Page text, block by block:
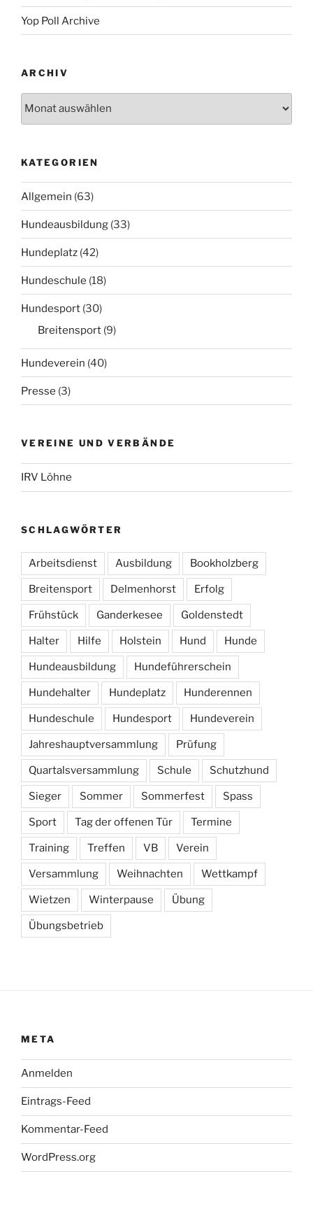
Yop Poll Archive
ARCHIV
KATEGORIEN
Allgemein (63)
Hundeausbildung (33)
Hundeplatz (42)
Hundeschule (18)
Hundesport (30)
Breitensport (9)
Hundeverein (40)
Presse (3)
VEREINE UND VERBÄNDE
IRV Löhne
SCHLAGWÖRTER
Arbeitsdienst Ausbildung Bookholzberg
Breitensport Delmenhorst Erfolg
Frühstück Ganderkesee Goldenstedt
Halter Hilfe Holstein Hund Hunde
Hundeausbildung Hundeführerschein
Hundehalter Hundeplatz Hunderennen
Hundeschule Hundesport Hundeverein
Jahreshauptversammlung Prüfung
Quartalsversammlung Schule Schutzhund
Sieger Sommer Sommerfest Spass
Sport Tag der offenen Tür Termine
Training Treffen VB Verein
Versammlung Weihnachten Wettkampf
Wietzen Winterpause Übung
Übungsbetrieb
META
Anmelden
Eintrags-Feed
Kommentar-Feed
WordPress.org